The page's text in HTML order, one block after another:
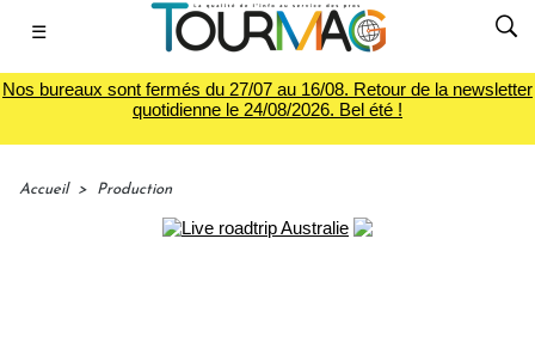
☰
Nos bureaux sont fermés du 27/07 au 16/08. Retour de la newsletter
quotidienne le 24/08/2026. Bel été !
Accueil > Production